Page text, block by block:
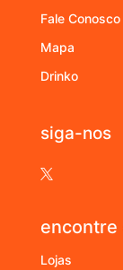
Fale Conosco
Mapa
Drinko
siga-nos

encontre
Lojas